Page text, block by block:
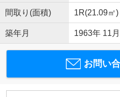
間取り(面積) 1R(21.09㎡)
築年月 1963年 11
お問い